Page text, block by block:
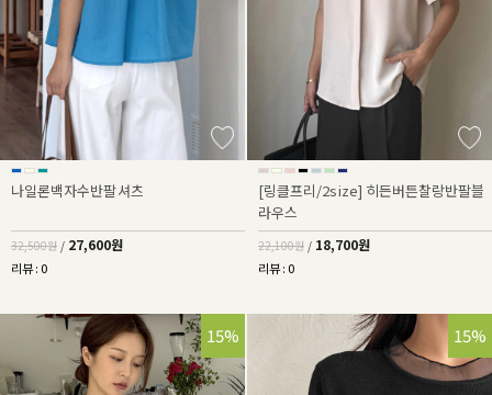
나일론백자수반팔셔츠
32,500원 / 27,600원
리뷰 : 0
[링클프리/2size] 히든버튼찰랑반팔블
라우스
22,100원 / 18,700원
리뷰 : 0
15% 15%